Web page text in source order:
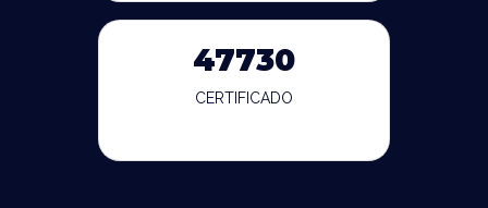
47730
CERTIFICADO